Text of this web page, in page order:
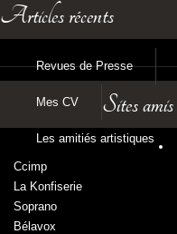
Articles récents
Revues de Presse
Mes CV
Les amitiés artistiques
Sites amis
Ccimp
La Konfiserie
Soprano
Bélavox